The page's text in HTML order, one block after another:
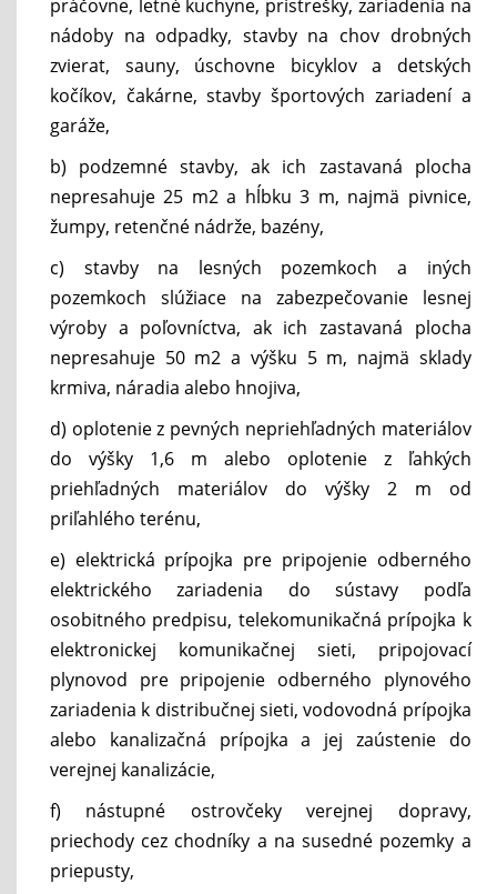
práčovne, letné kuchyne, prístrešky, zariadenia na
nádoby na odpadky, stavby na chov drobných
zvierat, sauny, úschovne bicyklov a detských
kočíkov, čakárne, stavby športových zariadení a
garáže,
b) podzemné stavby, ak ich zastavaná plocha
nepresahuje 25 m2 a hĺbku 3 m, najmä pivnice,
žumpy, retenčné nádrže, bazény,
c) stavby na lesných pozemkoch a iných
pozemkoch slúžiace na zabezpečovanie lesnej
výroby a poľovníctva, ak ich zastavaná plocha
nepresahuje 50 m2 a výšku 5 m, najmä sklady
krmiva, náradia alebo hnojiva,
d) oplotenie z pevných nepriehľadných materiálov
do výšky 1,6 m alebo oplotenie z ľahkých
priehľadných materiálov do výšky 2 m od
priľahlého terénu,
e) elektrická prípojka pre pripojenie odberného
elektrického zariadenia do sústavy podľa
osobitného predpisu, telekomunikačná prípojka k
elektronickej komunikačnej sieti, pripojovací
plynovod pre pripojenie odberného plynového
zariadenia k distribučnej sieti, vodovodná prípojka
alebo kanalizačná prípojka a jej zaústenie do
verejnej kanalizácie,
f) nástupné ostrovčeky verejnej dopravy,
priechody cez chodníky a na susedné pozemky a
priepusty,